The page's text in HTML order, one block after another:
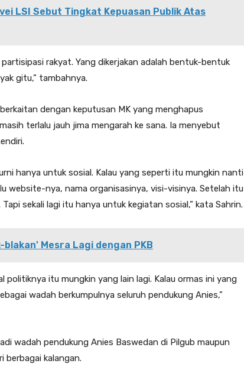
LSI Sebut Tingkat Kepuasan Publik Atas
partisipasi rakyat. Yang dikerjakan adalah bentuk-bentuk
gitu,” tambahnya.
dengan keputusan MK yang menghapus
terlalu jauh jima mengarah ke sana. Ia menyebut
hanya untuk sosial. Kalau yang seperti itu mungkin nanti
website-nya, nama organisasinya, visi-visinya. Setelah itu
sekali lagi itu hanya untuk kegiatan sosial,” kata Sahrin.
blakan' Mesra Lagi dengan PKB
politiknya itu mungkin yang lain lagi. Kalau ormas ini yang
wadah berkumpulnya seluruh pendukung Anies,”
wadah pendukung Anies Baswedan di Pilgub maupun
berbagai kalangan.